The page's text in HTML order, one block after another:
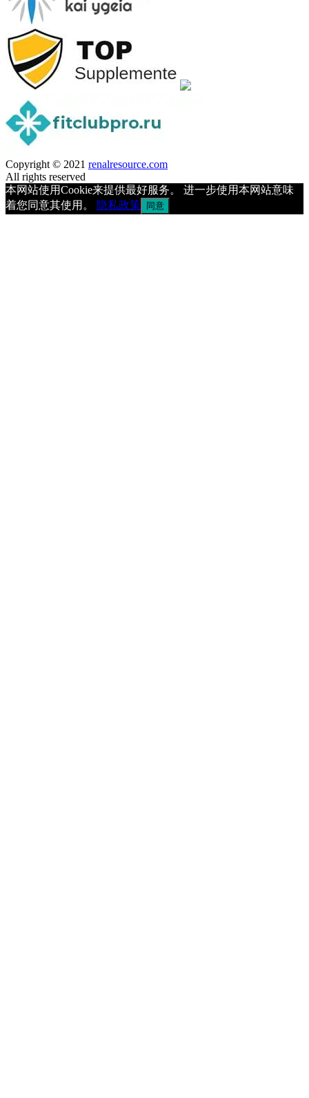
Copyright © 2021 renalresource.com
All rights reserved
本网站使用Cookie来提供最好服务。 进一步使用本网站意味
着您同意其使用。
隐私政策 同意